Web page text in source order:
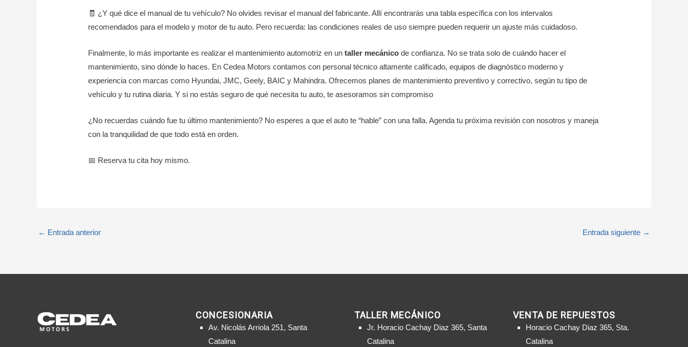
🧾 ¿Y qué dice el manual de tu vehículo? No olvides revisar el manual del fabricante. Allí encontrarás una tabla específica con los intervalos
recomendados para el modelo y motor de tu auto. Pero recuerda: las condiciones reales de uso siempre pueden requerir un ajuste más cuidadoso.
Finalmente, lo más importante es realizar el mantenimiento automotriz en untaller mecánico de confianza. No se trata solo de cuándo hacer el
mantenimiento, sino dónde lo haces. En Cedea Motors contamos con personal técnico altamente calificado, equipos de diagnóstico moderno y
experiencia con marcas como Hyundai, JMC, Geely, BAIC y Mahindra. Ofrecemos planes de mantenimiento preventivo y correctivo, según tu tipo de
vehículo y tu rutina diaria. Y si no estás seguro de qué necesita tu auto, te asesoramos sin compromiso
¿No recuerdas cuándo fue tu último mantenimiento? No esperes a que el auto te “hable” con una falla. Agenda tu próxima revisión con nosotros y maneja
con la tranquilidad de que todo está en orden.
📅 Reserva tu cita hoy mismo.
← Entrada anterior Entrada siguiente →
CONCESIONARIA
Av. Nicolás Arriola 251, Santa
Catalina
TALLER MECÁNICO
Jr. Horacio Cachay Diaz 365, Santa
Catalina
VENTA DE REPUESTOS
Horacio Cachay Diaz 365, Sta.
Catalina